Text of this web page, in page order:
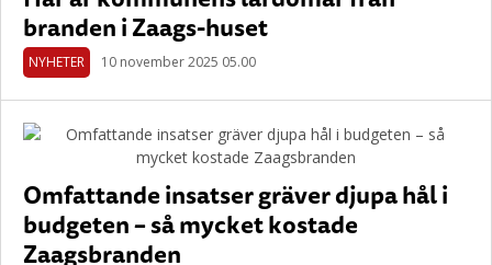
branden i Zaags-huset
NYHETER 10 november 2025 05.00
Omfattande insatser gräver djupa hål i
budgeten – så mycket kostade
Zaagsbranden